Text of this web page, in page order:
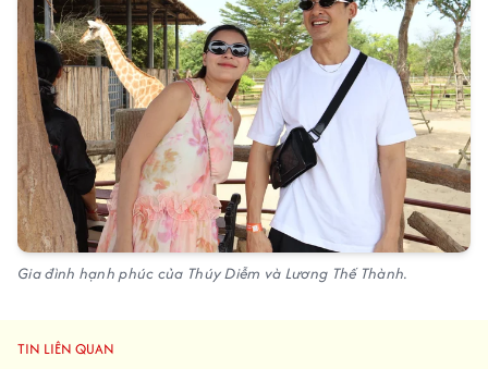
Gia đình hạnh phúc của Thúy Diễm và Lương Thế Thành.
TIN LIÊN QUAN